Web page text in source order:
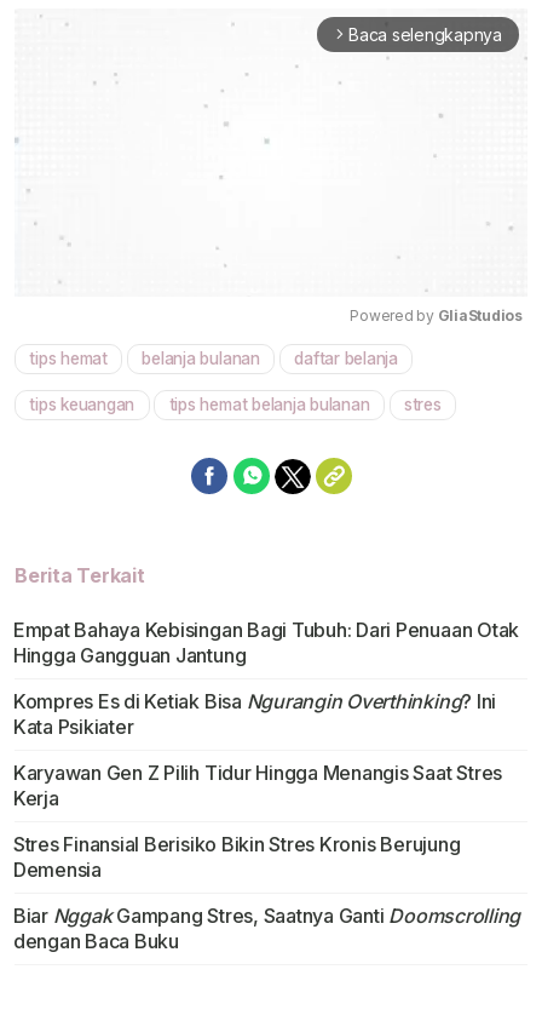
arrow_forward_ios Baca selengkapnya
Powered by GliaStudios
tips hemat belanja bulanan daftar belanja
tips keuangan tips hemat belanja bulanan stres
Berita Terkait
Empat Bahaya Kebisingan Bagi Tubuh: Dari Penuaan Otak
Hingga Gangguan Jantung
Kompres Es di Ketiak Bisa Ngurangin Overthinking? Ini
Kata Psikiater
Karyawan Gen Z Pilih Tidur Hingga Menangis Saat Stres
Kerja
Stres Finansial Berisiko Bikin Stres Kronis Berujung
Demensia
Biar NggakGampang Stres, Saatnya Ganti Doomscrolling
dengan Baca Buku